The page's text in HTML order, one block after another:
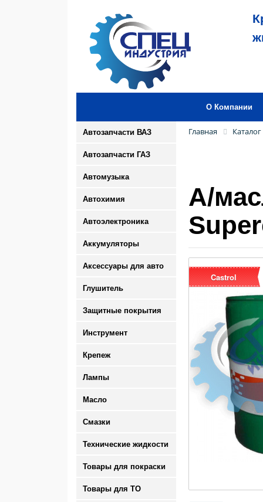
О Компании
Автозапчасти ВАЗ
Автозапчасти ГАЗ
Автомузыка
Автохимия
Автоэлектроника
Аккумуляторы
Аксессуары для авто
Глушитель
Защитные покрытия
Инструмент
Крепеж
Лампы
Масло
Смазки
Технические жидкости
Товары для покраски
Товары для ТО
Главная Каталог
А/
Castrol